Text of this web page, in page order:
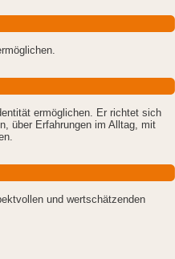
ermöglichen. Er richtet sich
über Erfahrungen im Alltag, mit
und wertschätzenden